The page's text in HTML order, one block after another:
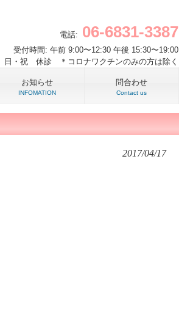
電話: 06-6831-3387
受付時間: 午前 9:00〜12:30 午後 15:30〜19:00
日・祝 休診 ＊コロナワクチンのみの方は除く
お知らせ
INFOMATION
問合わせ
Contact us
2017/04/17